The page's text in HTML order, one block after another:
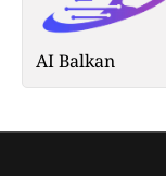
AI Balkan